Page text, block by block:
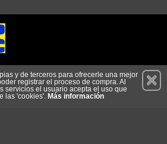
Suscríbete
y de terceros para ofrecerle una mejor
registrar el proceso de compra. Al
servicios el usuario acepta el uso que
las 'cookies'. Más información